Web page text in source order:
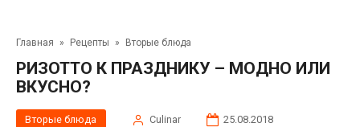
Главная » Рецепты » Вторые блюда
РИЗОТТО К ПРАЗДНИКУ – МОДНО ИЛИ
ВКУСНО?
Вторые блюда Сulinar
25.08.2018